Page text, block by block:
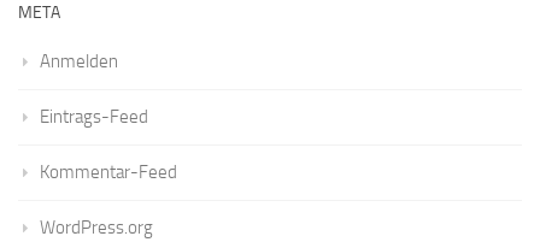
META
Anmelden
Eintrags-Feed
Kommentar-Feed
WordPress.org